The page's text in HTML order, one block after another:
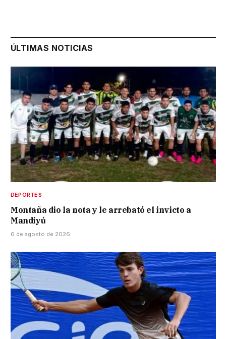
ÚLTIMAS NOTICIAS
DEPORTES
Montaña dio la nota y le arrebató el invicto a
Mandiyú
6 de agosto de 2026